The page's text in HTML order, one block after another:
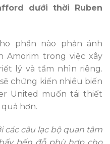
dưới thời Ruben
phần nào phản ánh
Amorim trong việc xây
lý và tầm nhìn riêng.
chứng kiến nhiều biến
United muốn tái thiết
hơn.
các câu lạc bộ quan tâm